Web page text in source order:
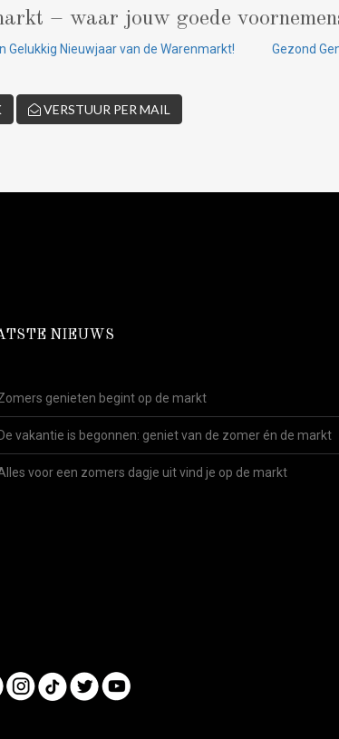
– waar jouw goede
Gelukkig Nieuwjaar van de Warenmarkt! Gezond
VERSTUUR PER MAIL
NIEUWS
genieten begint op de markt
De vakantie is begonnen: geniet van de zomer én de markt
voor een zomers dagje uit vind je op de markt